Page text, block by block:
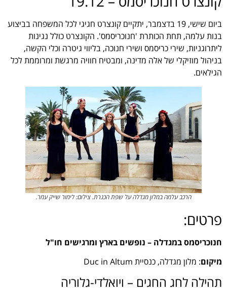
ביום שישי, 19 בדצמבר, יתקיים קונצרט חגיגי לכל המשפחה בביצוע
בנות עלמה, תחת הכותרת 'חנוכריסמס'. הקונצרט כולל נגינות
ליתרוגניות, שירי כריסמס ושירי חנוכה, בליווי גיטרה וכלי הקשה,
בניהול מוזיקלי של אלה מדינה, ומבטיח חוויה מרגשת ומרוממת לכל
הגילאים.
הרכב עלמה במלון מגדלה על שפת הכנרת. צילום: לימור שייק עמר.
פרטים:
חנוכריסמס במגדלה – נופשים בארץ ומרגישים חו"ל
מיקום: מלון מגדלה, כנסיית Duc in Altum
תהילה לחג החגים – ויואלדי-גלוריה